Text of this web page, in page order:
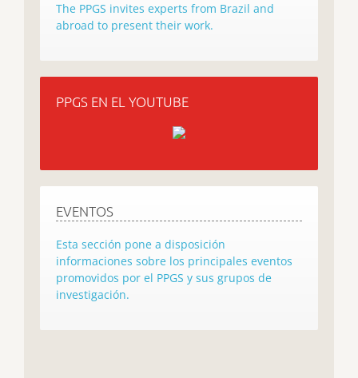
The PPGS invites experts from Brazil and
abroad to present their work.
PPGS EN EL YOUTUBE
EVENTOS
Esta sección pone a disposición
informaciones sobre los principales eventos
promovidos por el PPGS y sus grupos de
investigación.